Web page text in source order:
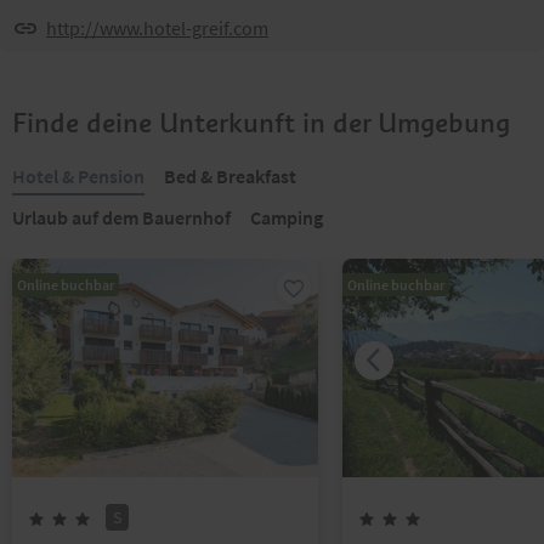
http://www.hotel-greif.com
Finde deine Unterkunft in der Umgebung
Hotel & Pension
Bed & Breakfast
Urlaub auf dem Bauernhof
Camping
Online buchbar
S
Online buchbar